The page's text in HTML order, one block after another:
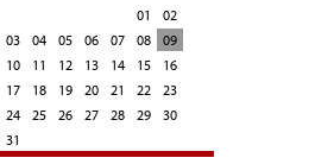
01
02
03
04 05 06 07 08
09
10
11 12 13 14 15
16
17
18 19 20 21 22
23
24
25 26 27 28 29
30
31